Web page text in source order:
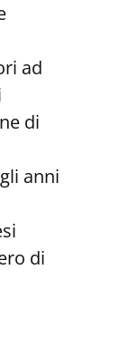
ad
di
anni
di